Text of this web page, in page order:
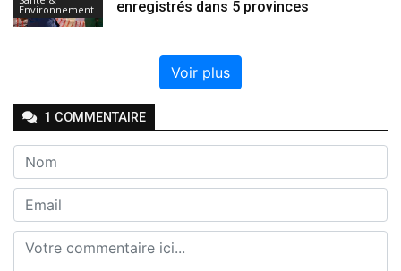
Environnement
enregistrés dans 5 provinces
Voir plus
1 COMMENTAIRE